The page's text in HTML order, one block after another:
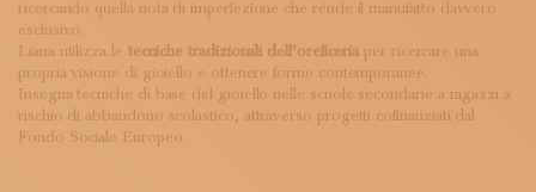
ricercando quella nota di imperfezione che rende il manufatto davvero
esclusivo.
Liana utilizza le tecniche tradizionali dell’oreficeriaper ricercare una
propria visione di gioiello e ottenere forme contemporanee.
Insegna tecniche di base del gioiello nelle scuole secondarie a ragazzi a
rischio di abbandono scolastico, attraverso progetti cofinanziati dal
Fondo Sociale Europeo.